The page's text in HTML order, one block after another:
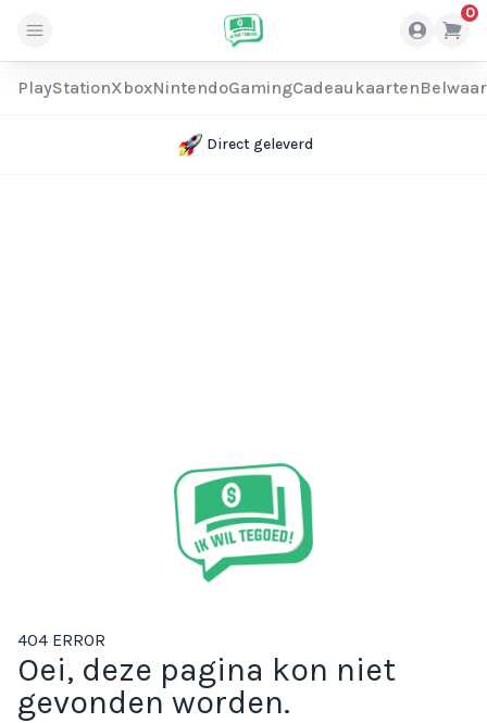
0
PlayStationXboxNintendoGamingCadeaukaarten
Direct geleverd
404 ERROR
Oei, deze pagina kon niet
gevonden worden.